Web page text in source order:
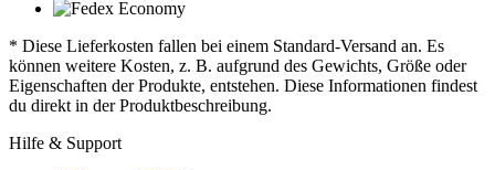
* Diese Lieferkosten fallen bei einem Standard-Versand an. Es
können weitere Kosten, z. B. aufgrund des Gewichts, Größe oder
Eigenschaften der Produkte, entstehen. Diese Informationen findest
du direkt in der Produktbeschreibung.
Hilfe & Support